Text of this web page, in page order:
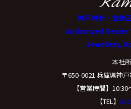
神戸 時計・宝飾
Authorized Dealer
Jewellery,
本社
〒650-0021 兵庫県神
【営業時間】10:30
【TEL】